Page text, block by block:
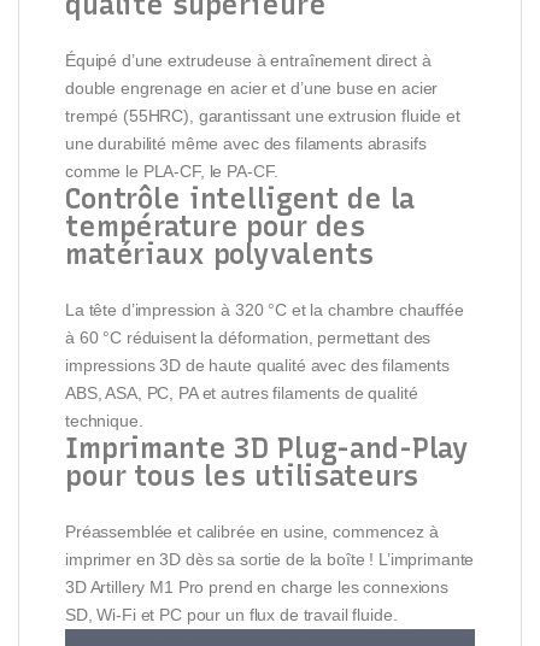
Équipé d’une extrudeuse à entraînement direct à
double engrenage en acier et d’une buse en acier
trempé (55HRC), garantissant une extrusion fluide et
une durabilité même avec des filaments abrasifs
comme le PLA-CF, le PA-CF.
Contrôle intelligent de la
température pour des
matériaux polyvalents
La tête d’impression à 320 °C et la chambre chauffée
à 60 °C réduisent la déformation, permettant des
impressions 3D de haute qualité avec des filaments
ABS, ASA, PC, PA et autres filaments de qualité
technique.
Imprimante 3D Plug-and-Play
pour tous les utilisateurs
Préassemblée et calibrée en usine, commencez à
imprimer en 3D dès sa sortie de la boîte ! L’imprimante
3D Artillery M1 Pro prend en charge les connexions
SD, Wi-Fi et PC pour un flux de travail fluide.